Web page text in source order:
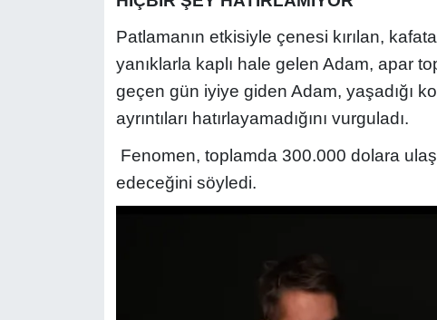
Patlamanın etkisiyle çenesi kırılan,
yanıklarla kaplı hale gelen Adam, apar
geçen gün iyiye giden Adam, yaşadığı
ayrıntıları hatırlayamadığını vurguladı.
Fenomen, toplamda 300.000 dolara
edeceğini söyledi.